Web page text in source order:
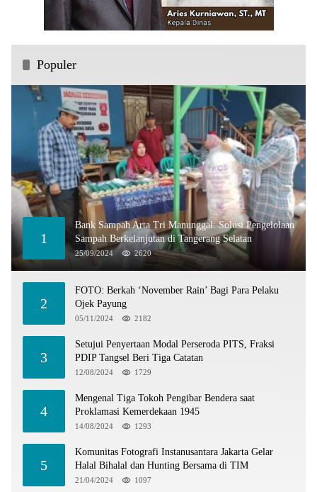
Populer
1
Bank Sampah Arta Tri Manunggal: Solusi Pengelolaan
Sampah Berkelanjutan di Tangerang Selatan
25/09/2024 2620
2
FOTO: Berkah ‘November Rain’ Bagi Para Pelaku
Ojek Payung
05/11/2024 2182
3
Setujui Penyertaan Modal Perseroda PITS, Fraksi
PDIP Tangsel Beri Tiga Catatan
12/08/2024 1729
4
Mengenal Tiga Tokoh Pengibar Bendera saat
Proklamasi Kemerdekaan 1945
14/08/2024 1293
5
Komunitas Fotografi Instanusantara Jakarta Gelar
Halal Bihalal dan Hunting Bersama di TIM
21/04/2024 1097